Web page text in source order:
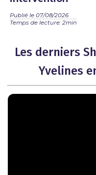
Publié le 07/08/2026
Temps de lecture: 2min
Les derniers
Yvelines